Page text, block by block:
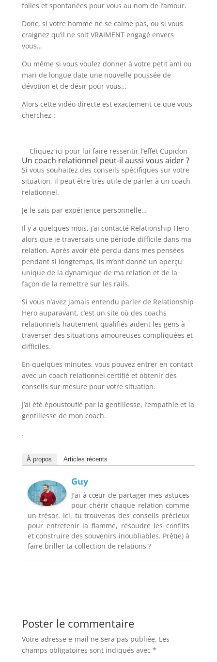
folles et spontanées pour vous au nom de l’amour.
Donc, si votre homme ne se calme pas, ou si vous
craignez qu’il ne soit VRAIMENT engagé envers
vous…
Ou même si vous voulez donner à votre petit ami ou
mari de longue date une nouvelle poussée de
dévotion et de désir pour vous…
Alors cette vidéo directe est exactement ce que vous
cherchez :
Cliquez ici pour lui faire ressentir l’effet Cupidon
Un coach relationnel peut-il aussi vous aider ?
Si vous souhaitez des conseils spécifiques sur votre
situation, il peut être très utile de parler à un coach
relationnel.
Je le sais par expérience personnelle…
Il y a quelques mois, j’ai contacté Relationship Hero
alors que je traversais une période difficile dans ma
relation. Après avoir été perdu dans mes pensées
pendant si longtemps, ils m’ont donné un aperçu
unique de la dynamique de ma relation et de la
façon de la remettre sur les rails.
Si vous n’avez jamais entendu parler de Relationship
Hero auparavant, c’est un site où des coachs
relationnels hautement qualifiés aident les gens à
traverser des situations amoureuses compliquées et
difficiles.
En quelques minutes, vous pouvez entrer en contact
avec un coach relationnel certifié et obtenir des
conseils sur mesure pour votre situation.
J’ai été époustouflé par la gentillesse, l’empathie et la
gentillesse de mon coach.
.
À propos Articles récents
Guy
J'ai à cœur de partager mes astuces
pour chérir chaque relation comme
un trésor. Ici, tu trouveras des conseils précieux
pour entretenir la flamme, résoudre les conflits
et construire des souvenirs inoubliables. Prêt(e) à
faire briller ta collection de relations ?
Poster le commentaire
Votre adresse e-mail ne sera pas publiée. Les
champs obligatoires sont indiqués avec *